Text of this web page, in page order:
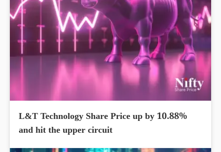
L&T Technology Share Price up by 10.88%
and hit the upper circuit